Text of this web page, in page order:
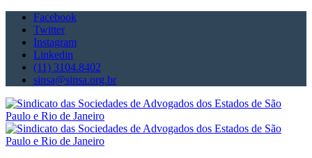
Facebook
Twitter
Instagram
Linkedin
(11) 3104.8402
sinsa@sinsa.org.br